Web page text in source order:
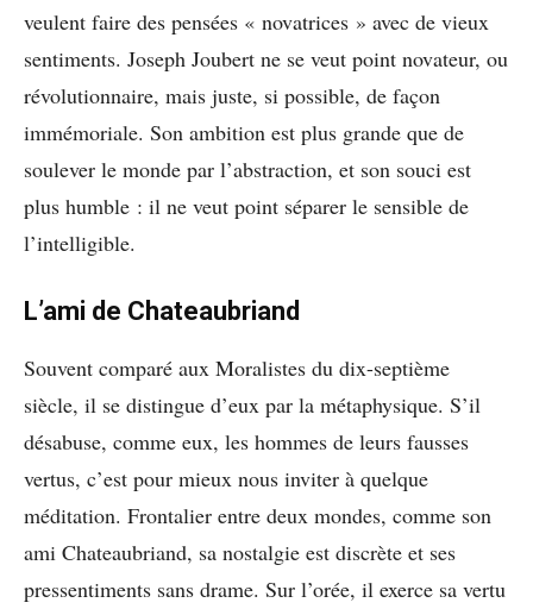
veulent faire des pensées « novatrices » avec de vieux
sentiments. Joseph Joubert ne se veut point novateur, ou
révolutionnaire, mais juste, si possible, de façon
immémoriale. Son ambition est plus grande que de
soulever le monde par l’abstraction, et son souci est
plus humble : il ne veut point séparer le sensible de
l’intelligible.
L’ami de Chateaubriand
Souvent comparé aux Moralistes du dix-septième
siècle, il se distingue d’eux par la métaphysique. S’il
désabuse, comme eux, les hommes de leurs fausses
vertus, c’est pour mieux nous inviter à quelque
méditation. Frontalier entre deux mondes, comme son
ami Chateaubriand, sa nostalgie est discrète et ses
pressentiments sans drame. Sur l’orée, il exerce sa vertu